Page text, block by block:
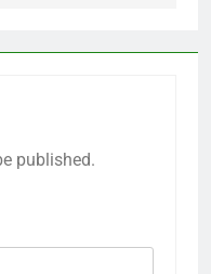
published.